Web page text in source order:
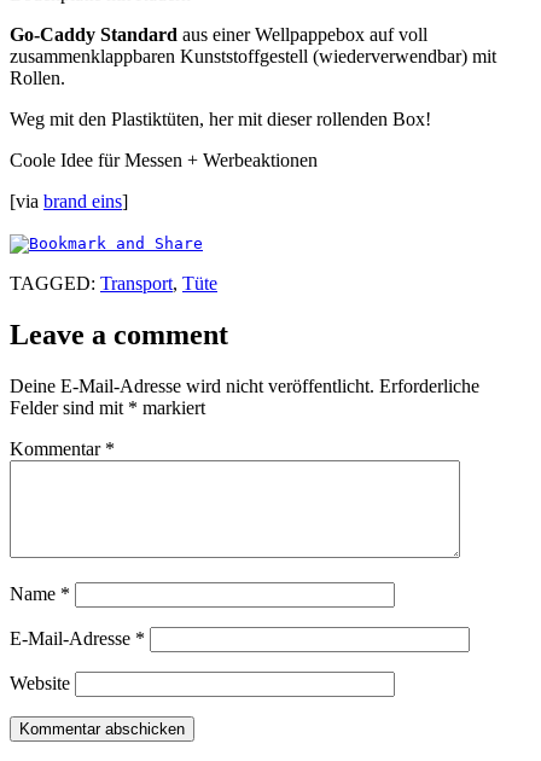
Go-Caddy Standard aus einer Wellpappebox auf voll
zusammenklappbaren Kunststoffgestell (wiederverwendbar) mit
Rollen.
Weg mit den Plastiktüten, her mit dieser rollenden Box!
Coole Idee für Messen + Werbeaktionen
[via brand eins]
TAGGED: Transport, Tüte
Leave a comment
Deine E-Mail-Adresse wird nicht veröffentlicht. Erforderliche
Felder sind mit * markiert
Kommentar *
Name *
E-Mail-Adresse *
Website